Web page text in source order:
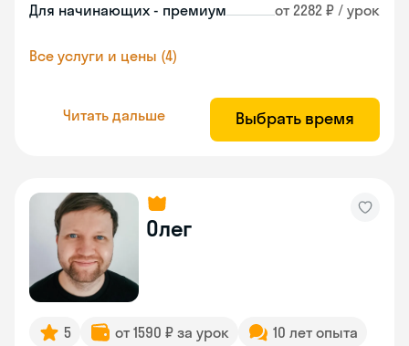
Для начинающих - премиум от 2282 ₽ / урок
Все услуги и цены (4)
Читать дальше Выбрать время
Олег
5 от 1590 ₽ за урок 10 лет опыта